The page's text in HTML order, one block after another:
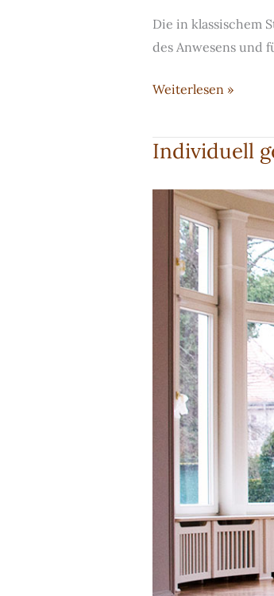
Die in klassischem
des Anwesens und
Stilvolle
mit
Marmor
Weiterlesen »
Individuell